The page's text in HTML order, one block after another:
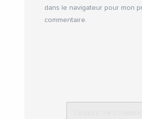
dans le navigateur pour mon
commentaire.